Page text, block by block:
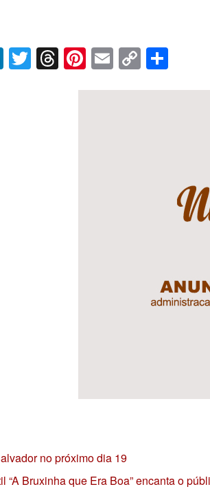
LinkedIn
Twitter
Threads
Pinterest
Email
Copy
Link
no próximo dia 19
“A Bruxinha que Era Boa” encanta o